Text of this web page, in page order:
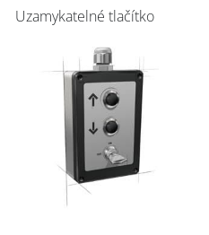
Uzamykatelné tlačítko